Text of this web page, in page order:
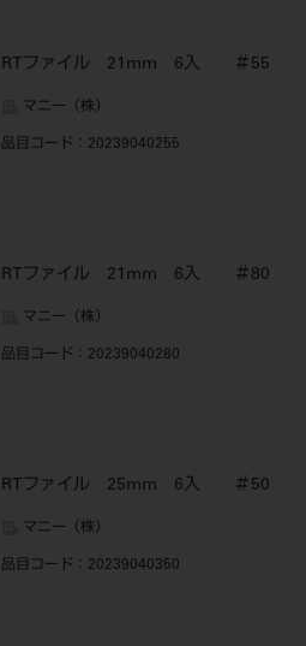
RTファイル 21mm 6入 ＃55
マニー（株）
品目コード ：20239040255
RTファイル 21mm 6入 ＃80
マニー（株）
品目コード ：20239040280
RTファイル 25mm 6入 ＃50
マニー（株）
品目コード ：20239040350